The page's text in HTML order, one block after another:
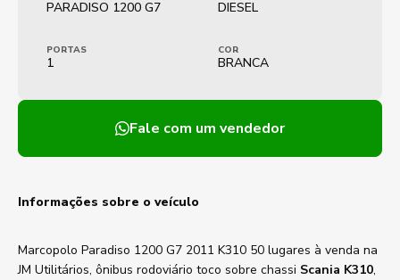
PARADISO 1200 G7 DIESEL
PORTAS
1
COR
BRANCA
Fale com um vendedor
Informações sobre o veículo
Marcopolo Paradiso 1200 G7 2011 K310 50 lugares à venda na
JM Utilitários, ônibus rodoviário toco sobre chassi Scania K310,